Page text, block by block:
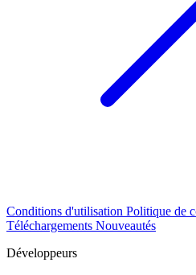
Conditions d'utilisation Politique de
Téléchargements Nouveautés
Développeurs